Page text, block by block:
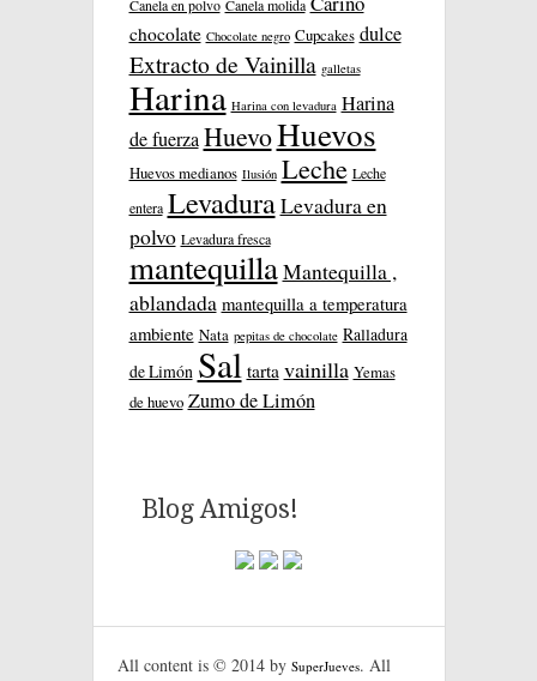
Canela en polvo Canela molida
chocolate Chocolate negro Cupcakes dulce
Extracto de Vainilla galletas
Harina Harina con levadura Harina
de fuerza HuevoHuevos
Huevos medianos Ilusión Leche Leche
entera LevaduraLevadura en
polvo Levadura fresca
mantequillaMantequilla ,
ablandada mantequilla a temperatura
ambiente Nata pepitas de chocolate Ralladura
de Limón Sal tarta vainilla Yemas
de huevo Zumo de Limón
Blog Amigos!
All content is © 2014 by SuperJueves. All